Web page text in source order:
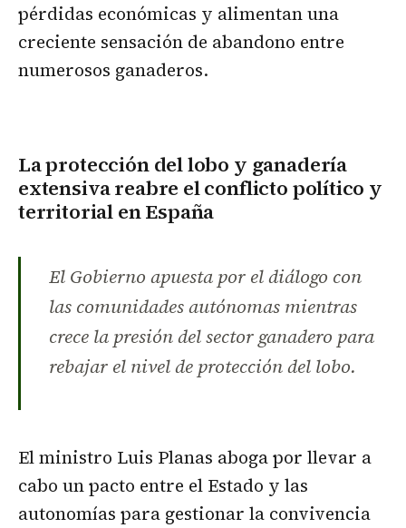
pérdidas económicas y alimentan una
creciente sensación de abandono entre
numerosos ganaderos.
La protección del lobo y ganadería
extensiva reabre el conflicto político y
territorial en España
El Gobierno apuesta por el diálogo con
las comunidades autónomas mientras
crece la presión del sector ganadero para
rebajar el nivel de protección del lobo.
El ministro Luis Planas aboga por llevar a
cabo un pacto entre el Estado y las
autonomías para gestionar la convivencia